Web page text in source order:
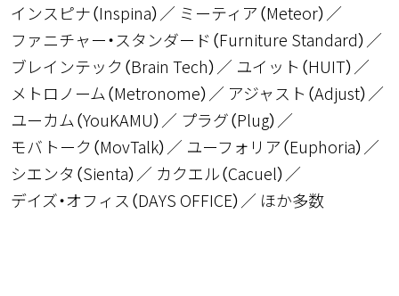
インスピナ（Inspina）
ミーティア（Meteor）
ファニチャー・スタンダード（Furniture Standard）
ブレインテック（Brain Tech）
ユイット（HUIT）
メトロノーム（Metronome）
アジャスト（Adjust）
ユーカム（YouKAMU）
プラグ（Plug）
モバトーク（MovTalk）
ユーフォリア（Euphoria）
シエンタ（Sienta）
カクエル（Cacuel）
デイズ・オフィス（DAYS OFFICE）
ほか多数